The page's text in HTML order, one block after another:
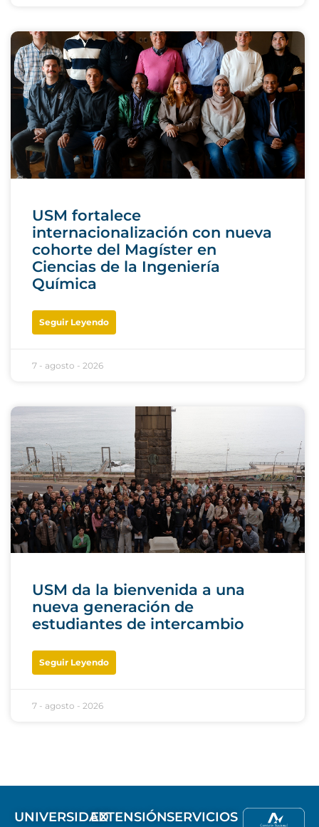
USM fortalece
internacionalización con nueva
cohorte del Magíster en
Ciencias de la Ingeniería
Química
Seguir Leyendo
7 - agosto - 2026
USM da la bienvenida a una
nueva generación de
estudiantes de intercambio
Seguir Leyendo
7 - agosto - 2026
UNIVERSIDADEXTENSIÓNSERVICIOS